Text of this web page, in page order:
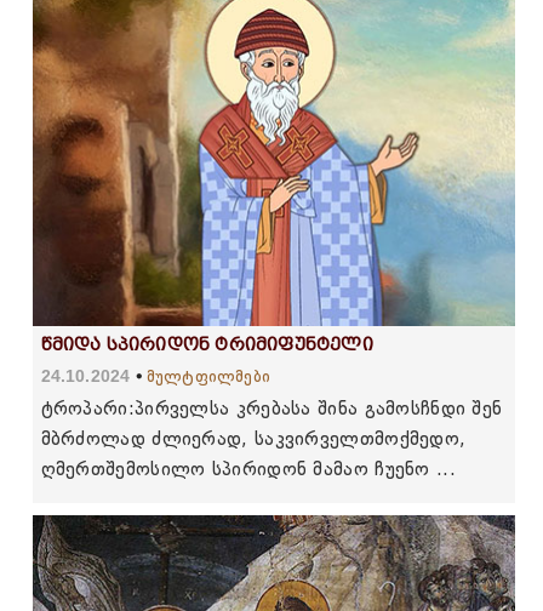
მეოხ-გუეყავნ მაქებელთა შენთა, სანატრელო
წმიდა სპირიდონ ტრიმიფუნტელი
24.10.2024 მულტფილმები
ტროპარი:პირველსა კრებასა შინა გამოსჩნდი შენ
მბრძოლად ძლიერად, საკვირველთმოქმედო,
ღმერთშემოსილო სპირიდონ მამაო ჩუენო ...